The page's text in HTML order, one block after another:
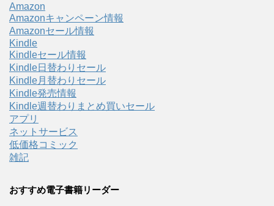
Amazon
Amazonキャンペーン情報
Amazonセール情報
Kindle
Kindleセール情報
Kindle日替わりセール
Kindle月替わりセール
Kindle発売情報
Kindle週替わりまとめ買いセール
アプリ
ネットサービス
低価格コミック
雑記
おすすめ電子書籍リーダー